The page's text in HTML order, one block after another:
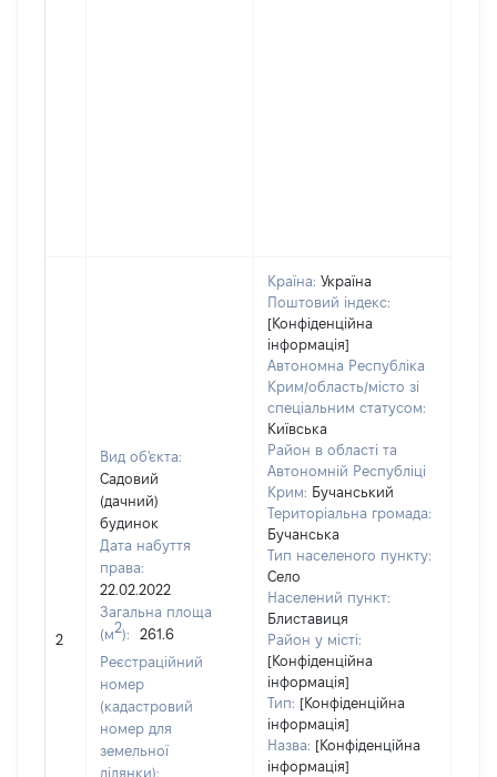
2
Вид об'єкта:
Садовий
(дачний)
будинок
Дата набуття
права:
22.02.2022
Загальна площа
(м2):
261.6
Реєстраційний
номер
(кадастровий
номер для
земельної
ділянки):
Країна: Україна
Поштовий індекс:
[Конфіденційна
інформація]
Автономна Республіка
Крим/область/місто зі
спеціальним статусом:
Київська
Район в області та
Автономній Республіці
Крим: Бучанський
Територіальна громада:
Бучанська
Тип населеного пункту:
Село
Населений пункт:
Блиставиця
Район у місті:
[Конфіденційна
інформація]
Тип: [Конфіденційна
інформація]
Назва: [Конфіденційна
інформація]